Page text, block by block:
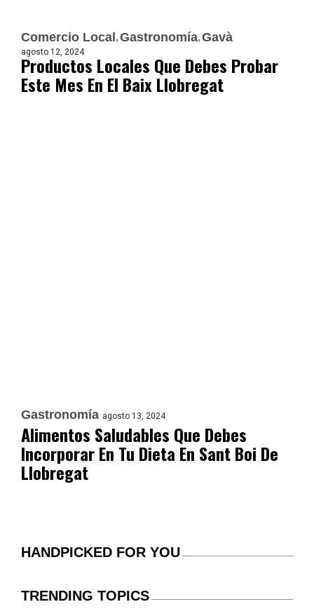
Comercio Local Gastronomía Gavà
agosto 12, 2024
Productos Locales Que Debes Probar
Este Mes En El Baix Llobregat
Gastronomía agosto 13, 2024
Alimentos Saludables Que Debes
Incorporar En Tu Dieta En Sant Boi De
Llobregat
HANDPICKED FOR YOU
TRENDING TOPICS